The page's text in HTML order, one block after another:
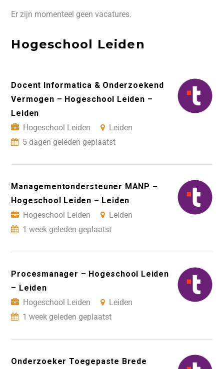
Er zijn momenteel geen vacatures.
Hogeschool Leiden
Docent Informatica & Onderzoekend
Vermogen – Hogeschool Leiden –
Leiden
Hogeschool Leiden
Leiden
5 dagen geleden geplaatst
Managementondersteuner MANP –
Hogeschool Leiden – Leiden
Hogeschool Leiden
Leiden
1 week geleden geplaatst
Procesmanager – Hogeschool Leiden
– Leiden
Hogeschool Leiden
Leiden
1 week geleden geplaatst
Onderzoeker Toegepaste Brede